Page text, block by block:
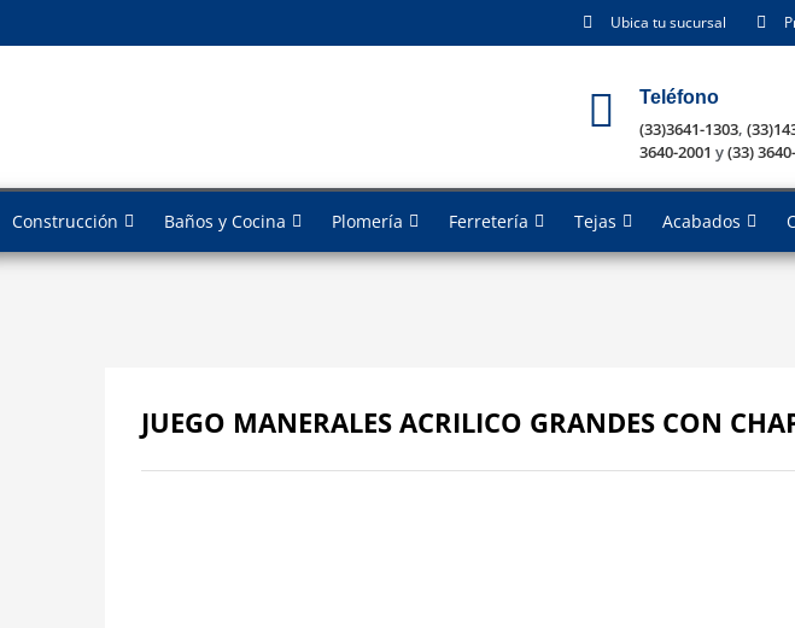
Ubica tu sucursal
Teléfono
(33)3641-1303,
3640-2001 y(33)
Construcción Baños y Cocina Plomería Ferretería Tejas Acabados
JUEGO MANERALES ACRILICO GRANDES CON